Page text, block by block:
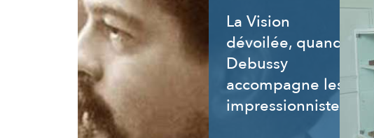
La Vision
dévoilée, quand
Debussy
accompagne les
impressionnistes